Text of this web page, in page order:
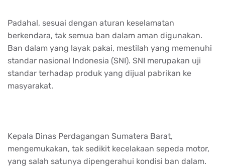
Padahal, sesuai dengan aturan keselamatan
berkendara, tak semua ban dalam aman digunakan.
Ban dalam yang layak pakai, mestilah yang memenuhi
standar nasional Indonesia (SNI). SNI merupakan uji
standar terhadap produk yang dijual pabrikan ke
masyarakat.
Kepala Dinas Perdagangan Sumatera Barat,
mengemukakan, tak sedikit kecelakaan sepeda motor,
yang salah satunya dipengerahui kondisi ban dalam.